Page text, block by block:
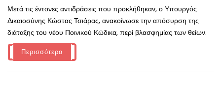
Μετά τις έντονες αντιδράσεις που προκλήθηκαν, ο Υπουργός
Δικαιοσύνης Κώστας Τσιάρας, ανακοίνωσε την απόσυρση της
διάταξης του νέου Ποινικού Κώδικα, περί βλασφημίας των θείων.
Περισσότερα